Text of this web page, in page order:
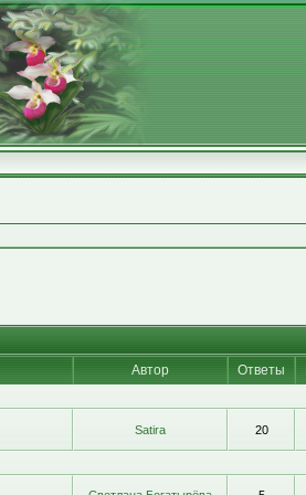
Автор Ответы
Satira 20